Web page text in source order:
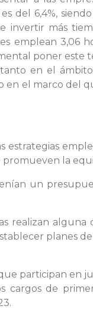
6,4%,
más
emplean 3,06
poner
en el
el marco del
estrategias
la
un
alguna
planes
participan en
cargos de